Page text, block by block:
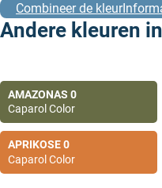
Combineer de kleur
Andere kleuren
AMAZONAS 0
Caparol Color
APRIKOSE 0
Caparol Color